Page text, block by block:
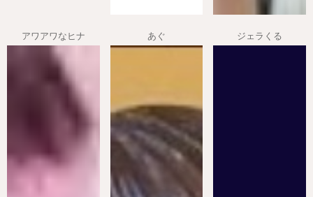
アワアワなヒナ あぐ ジェラくる